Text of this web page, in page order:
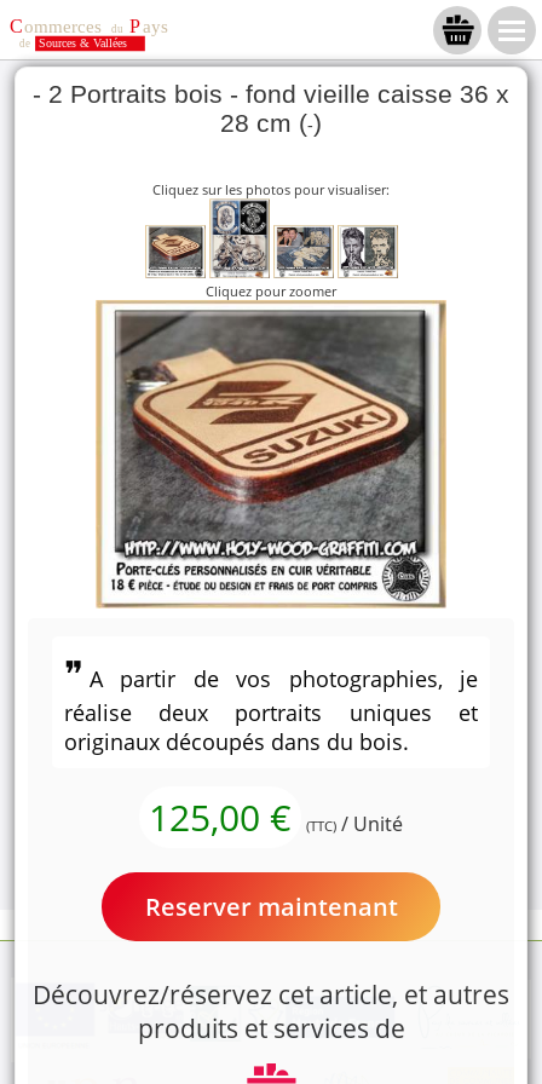
- 2 Portraits bois - fond vieille caisse 36 x
28 cm (-)
Cliquez sur les photos pour visualiser:
Cliquez pour zoomer
A partir de vos photographies, je
réalise deux portraits uniques et
originaux découpés dans du bois.
125,00 € (TTC) / Unité
Reserver maintenant
Découvrez/réservez cet article, et autres
produits et services de